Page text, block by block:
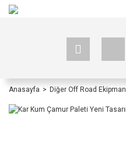
Anasayfa Diğer Off Road Ekipman